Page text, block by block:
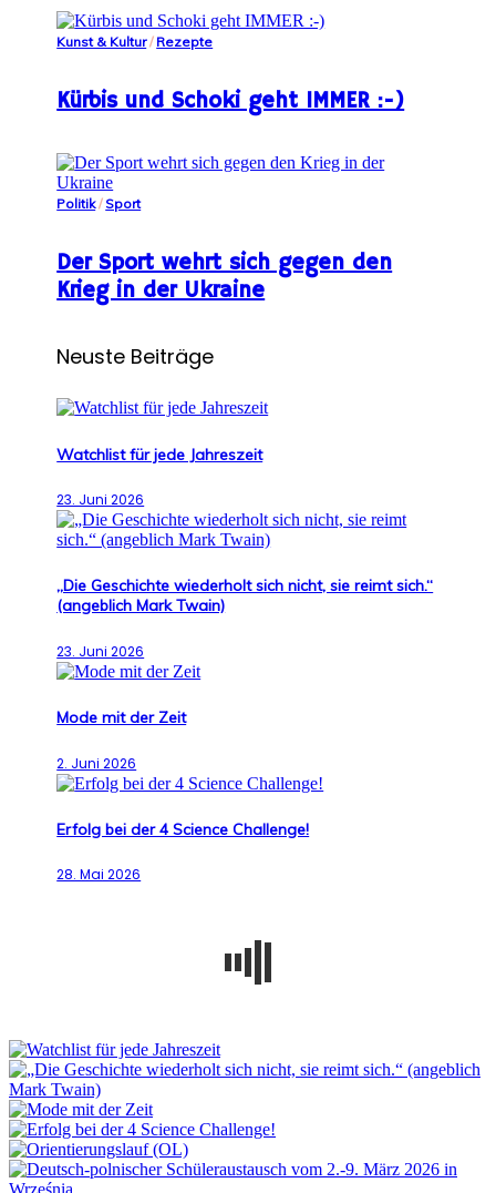
Kunst & Kultur/ Rezepte
Kürbis und Schoki geht IMMER :-)
Politik/ Sport
Der Sport wehrt sich gegen den
Krieg in der Ukraine
Neuste Beiträge
Watchlist für jede Jahreszeit
23. Juni 2026
„Die Geschichte wiederholt sich nicht, sie reimt sich.“
(angeblich Mark Twain)
23. Juni 2026
Mode mit der Zeit
2. Juni 2026
Erfolg bei der 4 Science Challenge!
28. Mai 2026